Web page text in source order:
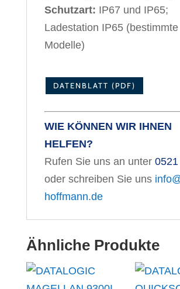
Schutzart: IP67 und IP65;
Ladestation IP65 (bestimmte
Modelle)
DATENBLATT (PDF)
WIE KÖNNEN WIR IHNEN
HELFEN?
Rufen Sie uns an unter
oder schreiben Sie uns
hoffmann.de
Ähnliche Produkte